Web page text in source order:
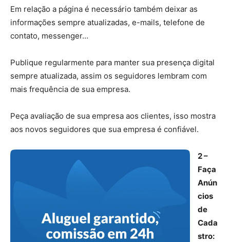
Em relação a página é necessário também deixar as
informações sempre atualizadas, e-mails, telefone de
contato, messenger…
Publique regularmente para manter sua presença digital
sempre atualizada, assim os seguidores lembram com
mais frequência de sua empresa.
Peça avaliação de sua empresa aos clientes, isso mostra
aos novos seguidores que sua empresa é confiável.
2 –
Faça
Anún
cios
de
Cada
stro: